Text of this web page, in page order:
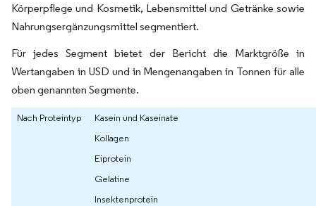
Körperpflege und Kosmetik, Lebensmittel und Getränke sowie
Nahrungsergänzungsmittel segmentiert.
Für jedes Segment bietet der Bericht die Marktgröße in
Wertangaben in USD und in Mengenangaben in Tonnen für alle
oben genannten Segmente.
Nach Proteintyp
Kasein und Kaseinate
Kollagen
Eiprotein
Gelatine
Insektenprotein